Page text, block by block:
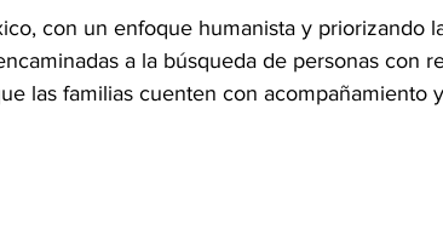
con un enfoque humanista y priorizando
a la búsqueda de personas con
las familias cuenten con acompañamiento